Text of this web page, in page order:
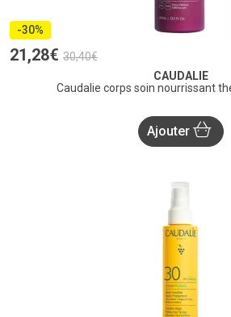
-30%
21 ,28€ 30,40€
CAUDALIE
Caudalie corps soin nourrissant
Ajouter